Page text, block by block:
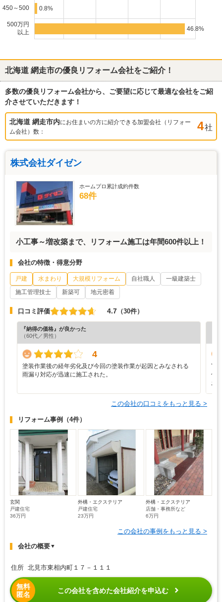
450～500 0.8%
500万円
以上
46.8%
北海道 網走市の優良リフォーム会社をご紹介！
多数の優良リフォーム会社から、ご要望に応じて最適な会社をご紹
介させていただきます！
北海道 網走市内にお住まいの方に紹介できる加盟会社（リフォー
ム会社）数：
4社
株式会社ダイゼン
ホームプロ累計成約件数
68件
小工事～増改築まで、リフォーム施工は年間600件以上！
会社の特徴・得意分野
戸建 水まわり 大規模リフォーム 自社職人
一級建築士
施工管理技士
新築可 地元密着
口コミ評価 4.7 （30件）
『納得の価格』が良かった
（60代／男性）
4
塗装作業後の経年劣化及び今回の塗装作業が起因とみなされる
雨漏り対応が迅速に施工された。
Y
仕
お
この会社の口コミをもっと見る >
リフォーム事例 （4件）
玄関
戸建住宅
36万円
外構・エクステリア
戸建住宅
23万円
外構・エクステリア
店舗・事務所など
6万円
この会社の事例をもっと見る >
会社の概要▼
住所 北見市東相内町１７－１１１
無料
匿名
この会社を含めた会社紹介を申込む